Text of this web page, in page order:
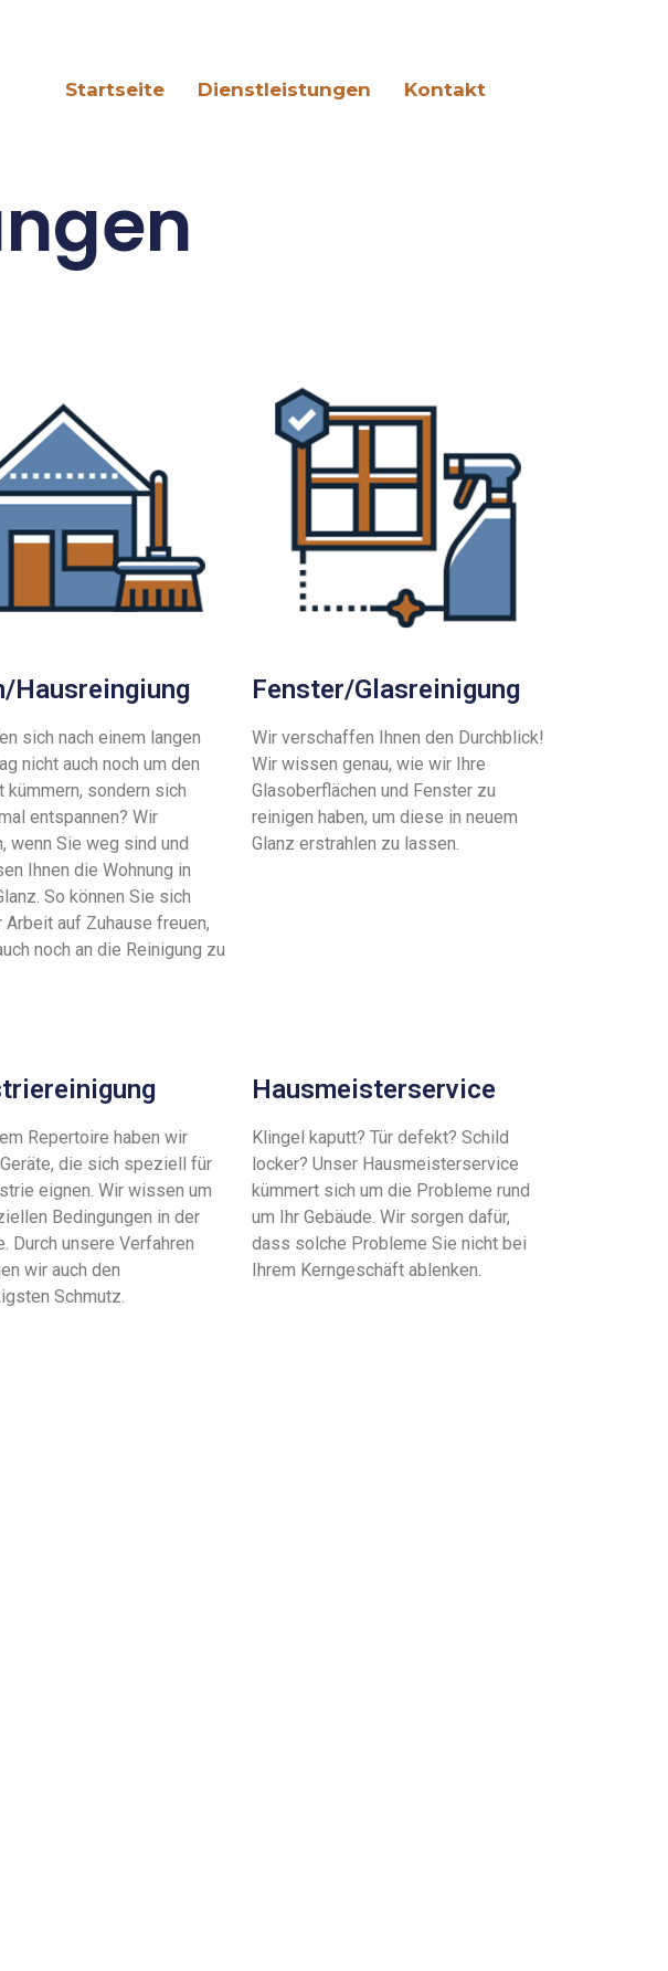
Startseite Dienstleistungen Kontakt
Hausreingiung
sich nach einem langen
nicht auch noch um den
kümmern, sondern sich
entspannen? Wir
wenn Sie weg sind und
Ihnen die Wohnung in
So können Sie sich
Arbeit auf Zuhause freuen,
noch an die Reinigung zu
Fenster/Glasreinigung
Wir verschaffen Ihnen den Durchblick!
Wir wissen genau, wie wir Ihre
Glasoberflächen und Fenster zu
reinigen haben, um diese in neuem
Glanz erstrahlen zu lassen.
Repertoire haben wir
die sich speziell für
eignen. Wir wissen um
Bedingungen in der
Durch unsere Verfahren
wir auch den
Schmutz.
Hausmeisterservice
Klingel kaputt? Tür defekt? Schild
locker? Unser Hausmeisterservice
kümmert sich um die Probleme rund
um Ihr Gebäude. Wir sorgen dafür,
dass solche Probleme Sie nicht bei
Ihrem Kerngeschäft ablenken.